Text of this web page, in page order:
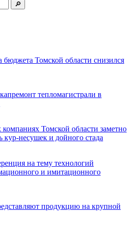
Томской области снизился
тепломагистрали в
компаниях Томской области заметно
кур-несушек и дойного стада
на тему технологий
и имитационного
продукцию на крупной